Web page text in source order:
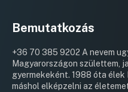
Bemutatkozás
+36 70 385 9202 A nevem
Magyarországon születtem,
gyermekeként. 1988 óta élek Budapesten, nem is tudom
máshol elképzelni az